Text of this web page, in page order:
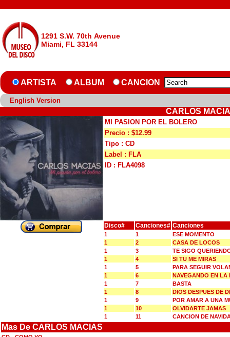
1291 S.W. 70th Avenue
Miami, FL 33144
ARTISTA ALBUM CANCION
English Version
CARLOS
MI PASION POR EL BOLERO
Precio : $12.99
Tipo : CD
Label : FLA
ID : FLA4098
Disco# Canciones# Canciones
1 1
ESE MOMENTO
1
2
CASA DE LOCOS
1
3
TE SIGO
1
4
SI TU ME MIRAS
1
5
PARA SEGUIR
1
6
NAVEGANDO EN LA
1
7
BASTA
1
8
DIOS DESPUES DE
1
9
POR AMAR A UNA
1
10
OLVIDARTE JAMAS
1
11 CANCION DE
Mas De CARLOS MACIAS